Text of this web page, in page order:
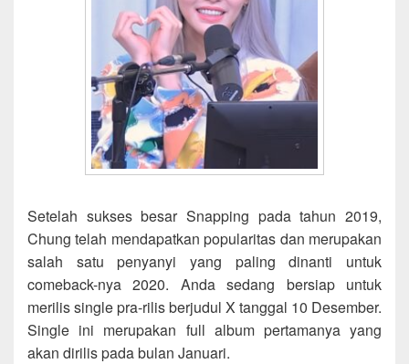
Setelah sukses besar Snapping pada tahun 2019,
Chung telah mendapatkan popularitas dan merupakan
salah satu penyanyi yang paling dinanti untuk
comeback-nya 2020. Anda sedang bersiap untuk
merilis single pra-rilis berjudul X tanggal 10 Desember.
Single ini merupakan full album pertamanya yang
akan dirilis pada bulan Januari.